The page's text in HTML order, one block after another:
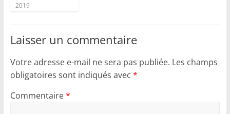
2019
Laisser un commentaire
Votre adresse e-mail ne sera pas publiée. Les champs
obligatoires sont indiqués avec *
Commentaire*